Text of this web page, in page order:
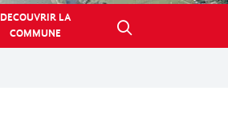
DECOUVRIR LA
COMMUNE